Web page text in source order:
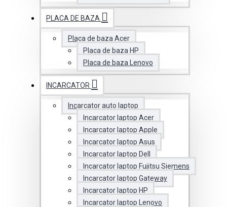
PLACA DE BAZA
Placa de baza Acer
Placa de baza HP
Placa de baza Lenovo
INCARCATOR
Incarcator auto laptop
Incarcator laptop Acer
Incarcator laptop Apple
Incarcator laptop Asus
Incarcator laptop Dell
Incarcator laptop Fujitsu Siemens
Incarcator laptop Gateway
Incarcator laptop HP
Incarcator laptop Lenovo